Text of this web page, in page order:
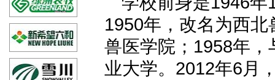
1950年，改名为西
兽医学院；1958年
业大学。2012年6月